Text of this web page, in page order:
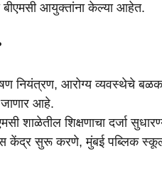
बीएमसी आयुक्तांना केल्या आहेत.
नियंत्रण, आरोग्य व्यवस्थेचे
आहे.
शाळेतील शिक्षणाचा दर्जा
केंद्र सुरू करणे, मुंबई पब्लिक